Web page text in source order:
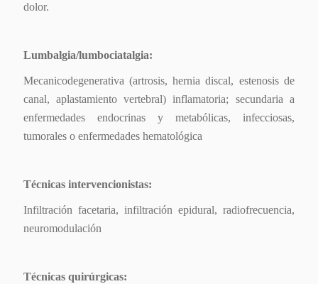
dolor.
Lumbalgia/lumbociatalgia:
Mecanicodegenerativa (artrosis, hernia discal, estenosis de
canal, aplastamiento vertebral) inflamatoria; secundaria a
enfermedades endocrinas y metabólicas, infecciosas,
tumorales o enfermedades hematológica
Técnicas intervencionistas:
Infiltración facetaria, infiltración epidural, radiofrecuencia,
neuromodulación
Técnicas quirúrgicas: